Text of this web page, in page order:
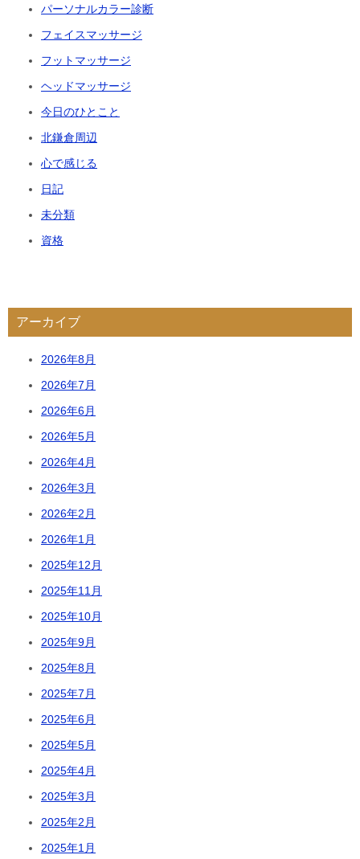
パーソナルカラー診断
フェイスマッサージ
フットマッサージ
ヘッドマッサージ
今日のひとこと
北鎌倉周辺
心で感じる
日記
未分類
資格
アーカイブ
2026年8月
2026年7月
2026年6月
2026年5月
2026年4月
2026年3月
2026年2月
2026年1月
2025年12月
2025年11月
2025年10月
2025年9月
2025年8月
2025年7月
2025年6月
2025年5月
2025年4月
2025年3月
2025年2月
2025年1月